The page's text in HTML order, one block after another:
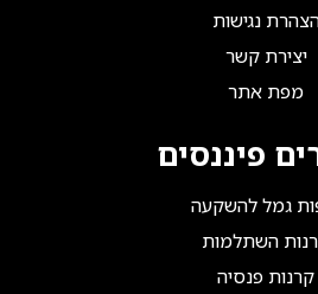
נגישות
יצירת קשר
מפת אתר
פיננסים
גמל להשקעה
השתלמות
קרנות פנסיה